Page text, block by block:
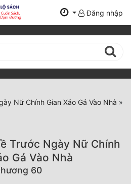
Đăng nhập
Nữ Chính Gian Xảo Gả Vào Nhà »
Trước Ngày Nữ Chính
Gả Vào Nhà
60